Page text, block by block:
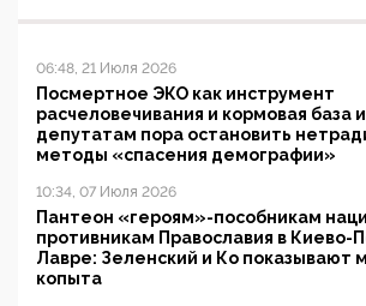
06:48, 21 Июля 2026
Посмертное ЭКО как инструмент
расчеловечивания и кормовая база
депутатам пора остановить
методы «спасения демографии»
10:34, 07 Июля 2026
Пантеон «героям»-пособникам
противникам Православия в Киево-
Лавре: Зеленский и Ко показывают
копыта